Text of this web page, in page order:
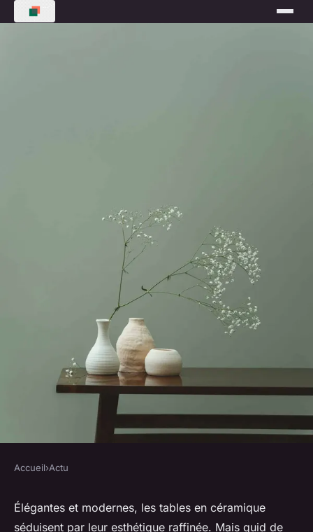
Table céramique : quels
Accueil›Actu
Élégantes et modernes, les tables en céramique
séduisent par leur esthétique raffinée. Mais quid de